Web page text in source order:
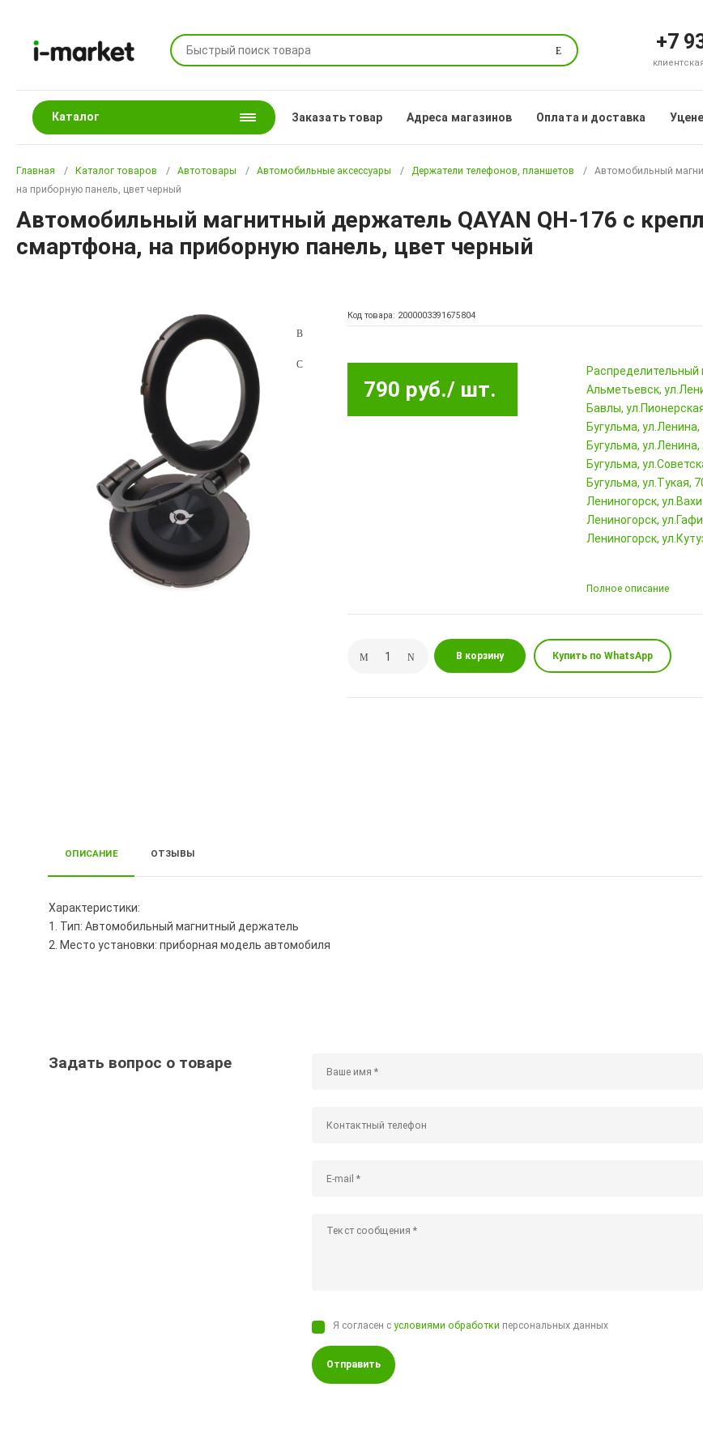
Поиск +7
Каталог Заказать товар Адреса магазинов Оплата и доставка
Главная Каталог товаров Автотовары Автомобильные аксессуары Держатели телефонов, планшетов
Автомобильный
на приборную панель, цвет черный
Автомобильный магнитный держатель QAYAN QH-176 с
смартфона, на приборную панель, цвет черный
Код товара: 2000003391675804
790 руб./ шт.
Pаспределительный
Альметьевск,
Бавлы,
Бугульма,
Бугульма,
Бугульма,
Бугульма, ул.Тукая,
Лениногорск,
Лениногорск,
Лениногорск,
Полное описание
В корзину Купить по WhatsApp
ОПИСАНИЕ ОТЗЫВЫ
Характеристики:
1. Тип: Автомобильный магнитный держатель
2. Место установки: приборная модель автомобиля
Задать вопрос о товаре
Я согласен сусловиями обработки персональных данных
Отправить